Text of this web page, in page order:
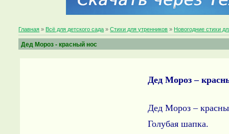
Главная » Всё для детского сада »Стихи для утренников » Новогодние стихи
Дед Мороз - красный нос
Дед Мороз –
Дед Мороз –
Голубая шапка.